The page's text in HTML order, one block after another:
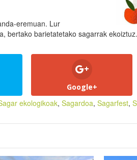
eremuan. Lur
bertako barietatetako sagarrak ekoiztuz.
Google+
ekologikoak, Sagardoa, Sagarfest,